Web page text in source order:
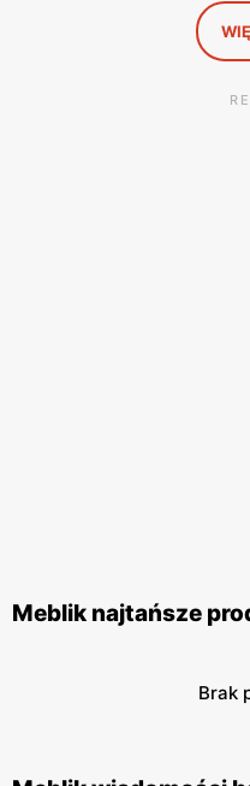
Meblik najtańsze
Brak